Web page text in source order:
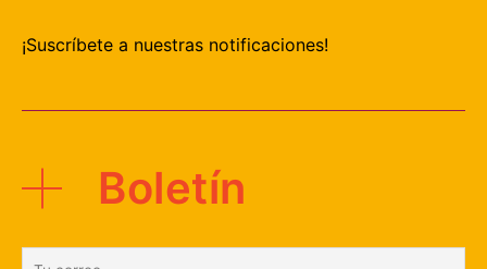
¡Suscríbete a nuestras notificaciones!
Boletín